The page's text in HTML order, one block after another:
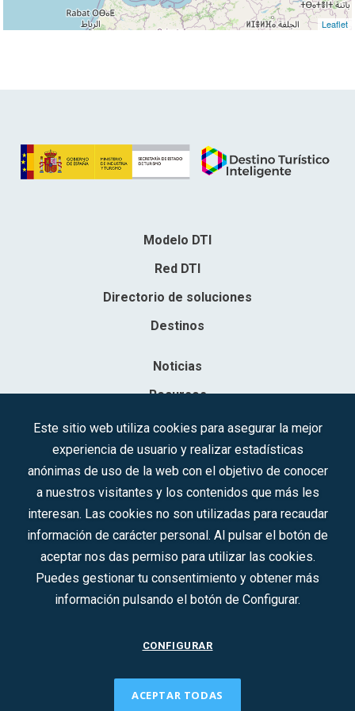
Leaflet
Modelo DTI
Red DTI
Directorio de soluciones
Destinos
Noticias
Recursos
Contacto
Sociedad Mercantil Estatal para la Gestión de la Innovación y las
Inscrita en el R.M. de Madrid, T, 12593, Se. 8, F. 129, H. 201.307.
C.I.F.: A-81/874.984
Síguenos en redes sociales:
CONTACTO
2022 © DTI · Todos los derechos reservados ·
Este sitio web utiliza cookies para asegurar la mejor
experiencia de usuario y realizar estadísticas
anónimas de uso de la web con el objetivo de conocer
a nuestros visitantes y los contenidos que más les
interesan. Las cookies no son utilizadas para recaudar
información de carácter personal. Al pulsar el botón de
aceptar nos das permiso para utilizar las cookies.
Puedes gestionar tu consentimiento y obtener más
información pulsando el botón de Configurar.
CONFIGURAR
ACEPTAR TODAS